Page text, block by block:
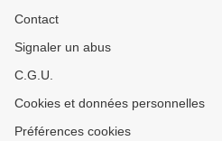
Contact
Signaler un abus
C.G.U.
Cookies et données personnelles
Préférences cookies